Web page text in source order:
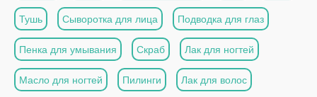
Тушь Сыворотка для лица Подводка для глаз
Пенка для умывания Скраб Лак для ногтей
Масло для ногтей Пилинги Лак для волос